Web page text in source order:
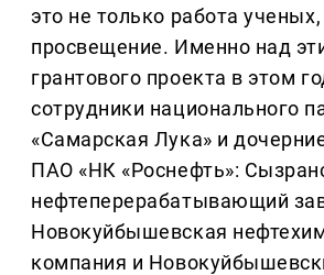
это не только работа ученых,
просвещение. Именно над
грантового проекта в этом
сотрудники национального
«Самарская Лука» и
ПАО «НК «Роснефть»:
нефтеперерабатывающий
Новокуйбышевская
компания и